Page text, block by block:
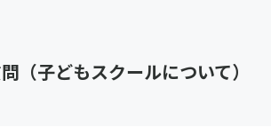
（子どもスクールについて）